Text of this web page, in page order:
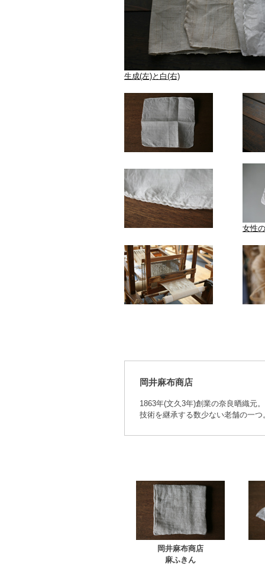
生成(左)と白(右)
女性
岡井麻布商店
1863年(文久3年)創業の奈良晒織元
技術を継承する数少ない老舗の一つ
岡井麻布商店
麻ふきん